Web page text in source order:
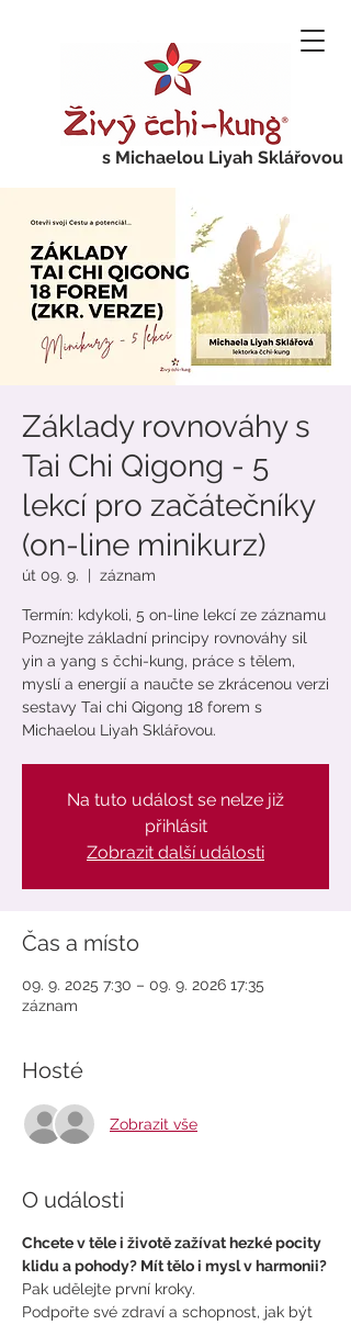
s Michaelou Liyah Sklářovou
Základy rovnováhy s
Tai Chi Qigong - 5
lekcí pro začátečníky
(on-line minikurz)
út 09. 9.
  |
záznam
Termín: kdykoli, 5 on-line lekcí ze záznamu
Poznejte základní principy rovnováhy sil
yin a yang s čchi-kung, práce s tělem,
myslí a energií a naučte se zkrácenou verzi
sestavy Tai chi Qigong 18 forem s
Michaelou Liyah Sklářovou.
Na tuto událost se nelze již
přihlásit
Zobrazit další události
Čas a místo
09. 9. 2025 7:30 – 09. 9. 2026 17:35
záznam
Hosté
Zobrazit vše
O události
Chcete v těle i životě zažívat hezké pocity
klidu a pohody? Mít tělo i mysl v harmonii?
Pak udělejte první kroky.
Podpořte své zdraví a schopnost, jak být